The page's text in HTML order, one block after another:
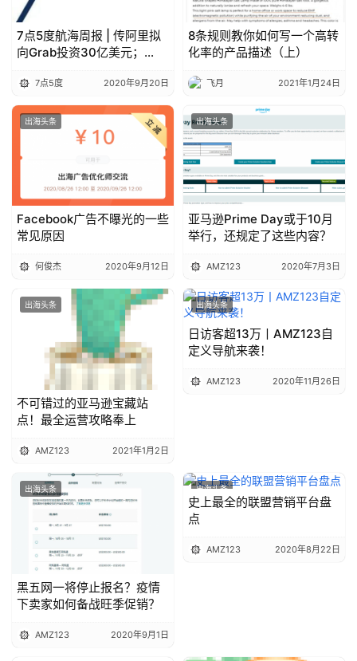
7点5度航海周报 | 传阿里拟
向Grab投资30亿美元；
国内中心仓三模式协同；腾
讯也要来新加坡
7点5度 2020年9月20日
8条规则教你如何写一个高转
化率的产品描述（上）
飞月 2021年1月24日
出海头条
Facebook广告不曝光的一些
常见原因
何俊杰 2020年9月12日
出海头条
亚马逊Prime Day或于10月
举行，还规定了这些内容？
AMZ123 2020年7月3日
出海头条
不可错过的亚马逊宝藏站
点！最全运营攻略奉上
AMZ123 2021年1月2日
出海头条
日访客超13万丨AMZ123自
定义导航来袭！
AMZ123 2020年11月26日
出海头条
黑五网一将停止报名？疫情
下卖家如何备战旺季促销？
AMZ123 2020年9月1日
出海头条
史上最全的联盟营销平台盘
点
AMZ123 2020年8月22日